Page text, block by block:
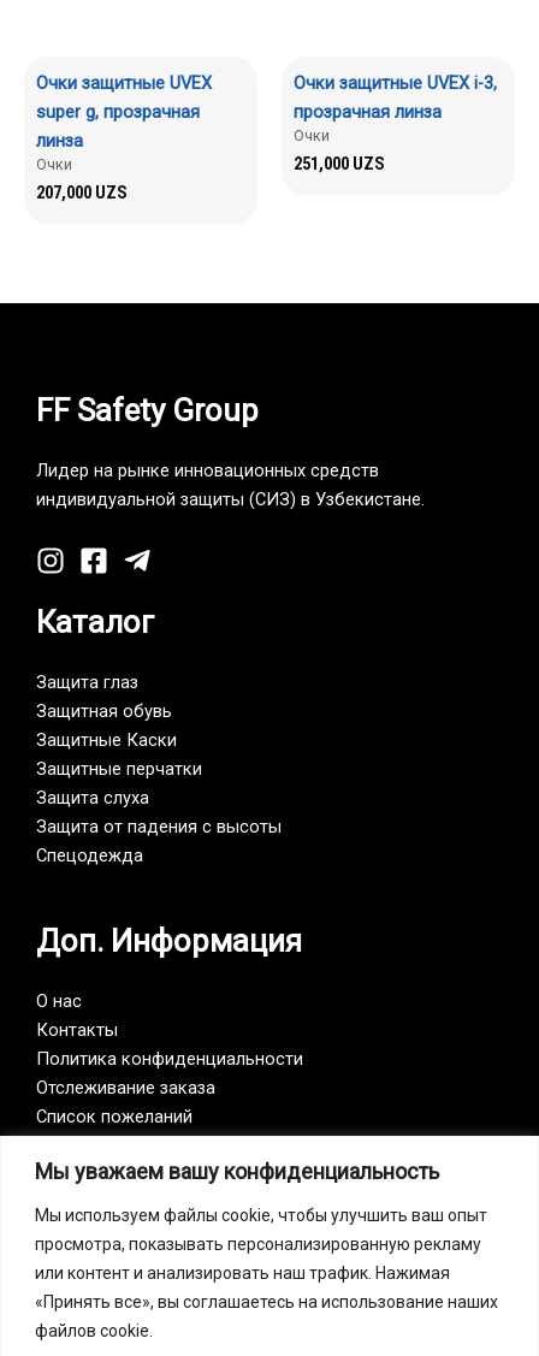
Мы уважаем вашу конфиденциальность
Мы используем файлы cookie, чтобы улучшить ваш опыт
просмотра, показывать персонализированную рекламу
или контент и анализировать наш трафик. Нажимая
«Принять все», вы соглашаетесь на использование наших
файлов cookie.
Очки защитные UVEX
super g, прозрачная
линза
Очки
207,000 UZS
Очки защитные UVEX i-3,
прозрачная линза
Очки
251,000 UZS
FF Safety Group
Лидер на рынке инновационных средств
индивидуальной защиты (СИЗ) в Узбекистане.
Каталог
Защита глаз
Защитная обувь
Защитные Каски
Защитные перчатки
Защита слуха
Защита от падения с высоты
Спецодежда
Доп. Информация
О нас
Контакты
Политика конфиденциальности
Отслеживание заказа
Список пожеланий
Vision Zero
Наша компания является участником инициативы
Vision Zero. Vision Zero — это качественно новый
подход к организации профилактики, объединяющий
три направления – безопасность, гигиену труда и